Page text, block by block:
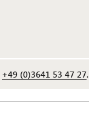
+49 (0)3641 53 47 27.